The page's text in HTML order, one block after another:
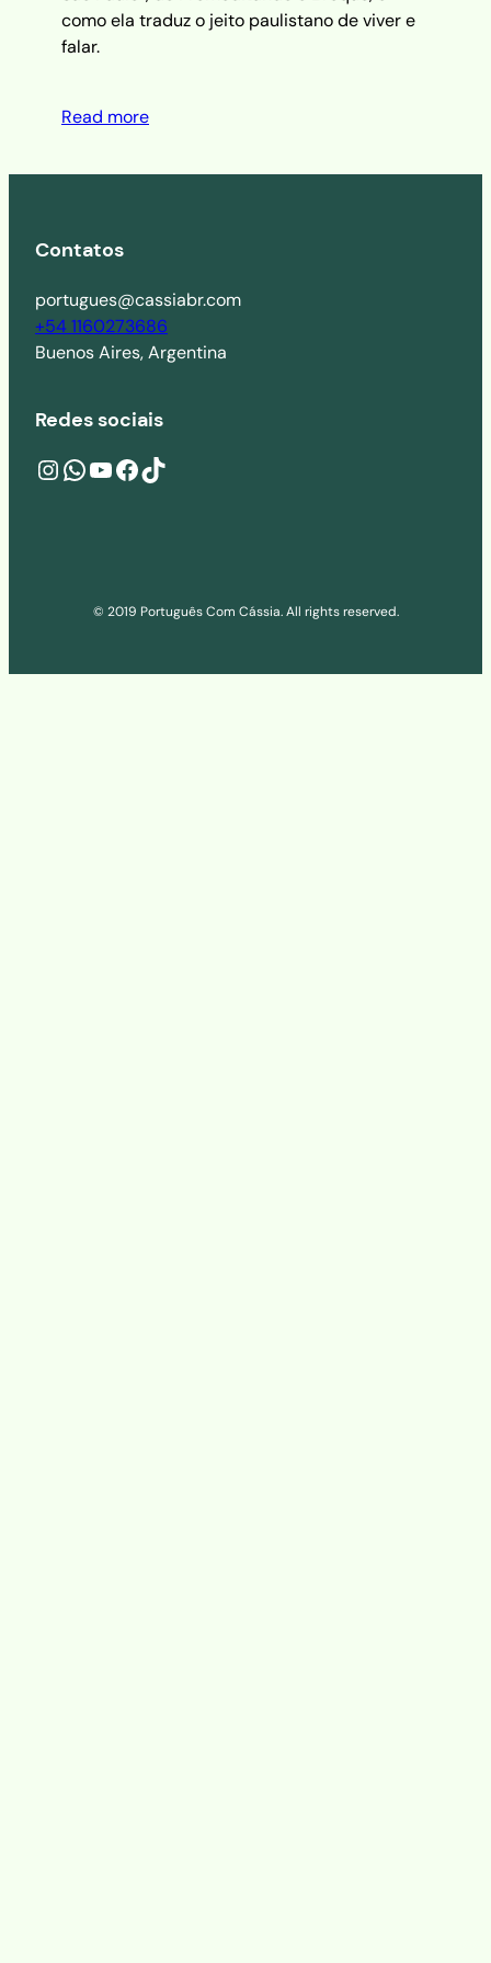
como ela traduz o jeito paulistano de viver e
falar.
Read more
Contatos
portugues@cassiabr.com
+54 1160273686
Buenos Aires, Argentina
Redes sociais
Instagramwa.me/541160273686 YouTube Facebook TikTok
© 2019 Português Com Cássia. All rights reserved.